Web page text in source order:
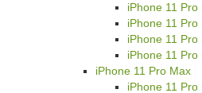
iPhone 11 Pro
iPhone 11 Pro
iPhone 11
iPhone 11
iPhone 11 Pro Max
iPhone 11